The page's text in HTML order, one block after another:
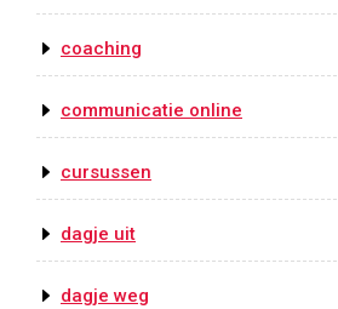
coaching
communicatie online
cursussen
dagje uit
dagje weg